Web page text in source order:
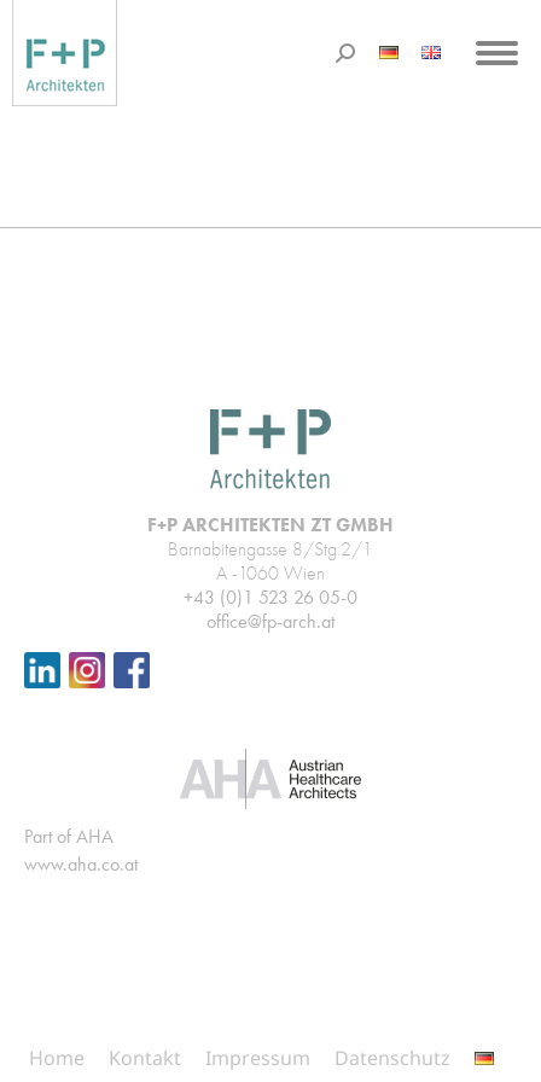
F+P ARCHITEKTEN ZT GMBH
Barnabitengasse 8/Stg.2/1
A -1060 Wien
+43 (0)1 523 26 05-0
office@fp-arch.at
Part of AHA
www.aha.co.at
Home Kontakt Impressum Datenschutz